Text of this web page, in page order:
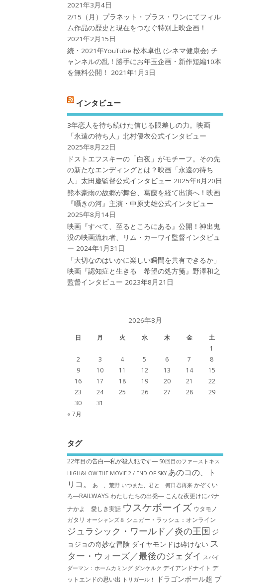
2021年3月4日
2/15（月）プラネット・プラス・ワンにてフィル
ム作品の歴史と現在をつなぐ特別上映企画！
2021年2月15日
続・2021年YouTube 松本卓也 (シネマ健康会) チ
ャンネルの乱！勝手にお年玉企画・新作短編10本
を無料公開！
2021年1月3日
インタビュー
3年恋人を待ち続けた信じる眼差しの力。映画
「永遠の待ち人」北村優衣公式インタビュー
2025年8月22日
ドストエフスキーの「白夜」がモチーフ。その先
の新たなエンディングとは？映画「永遠の待ち
人」太田慶監督公式インタビュー 2025年8月20日
熊本豪雨の故郷が舞台、葛藤を経て出演へ！映画
『囁きの河』主演・中原丈雄公式インタビュー
2025年8月14日
映画『すべて、至るところにある』公開！神出鬼
没の映画流れ者、リム・カーワイ監督インタビュ
ー 2024年1月31日
「大切なのはいかに楽しい瞬間を共有できるか」
映画『認知症と生きる 希望の処方箋』野澤和之
監督インタビュー 2023年8月21日
2026年8月
日 月 火 水 木 金
土
1
2
3 4 5 6 7
8
9
10 11 12 13 14
15
16
17 18 19 20 21
22
23
24 25 26 27 28
29
30
31
« 7月
タグ
22年目の告白―私が殺人犯です― 50回目のファーストキス
HiGH&LOW THE MOVIE 2 / END OF SKY あのコの、ト
リコ。
あゝ、荒野 いつまた、君と 何日君再来 かぞくい
ろ―RAILWAYS わたしたちの出発― こんな夜更けにバナ
ナかよ 愛しき実話 ウスケボーイズ ウタモノ
ガタリ オーシャンズ８ シュガー・ラッシュ：オ​ンライン
ジュラシック・ワールド／炎の王国 ジ
ョジョの奇妙な冒険 ダイヤモンドは砕けない ス
ター・ウォーズ／最後のジェダイ スパイ
ダーマン：ホームカミング ダンケルク デイアンドナイト デ
ットエンドの思い出
トリガール！ ドラゴンボール超 ブ